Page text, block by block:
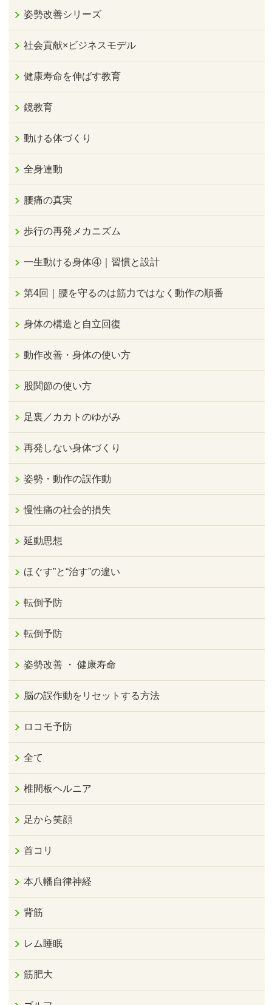
姿勢改善シリーズ
社会貢献×ビジネスモデル
健康寿命を伸ばす教育
鏡教育
動ける体づくり
全身連動
腰痛の真実
歩行の再発メカニズム
一生動ける身体④｜習慣と設計
第4回｜腰を守るのは筋力ではなく動作の順番
身体の構造と自立回復
動作改善・身体の使い方
股関節の使い方
足裏／カカトのゆがみ
再発しない身体づくり
姿勢・動作の誤作動
慢性痛の社会的損失
延動思想
ほぐす”と“治す”の違い
転倒予防
転倒予防
姿勢改善 ・ 健康寿命
脳の誤作動をリセットする方法
ロコモ予防
全て
椎間板ヘルニア
足から笑顔
首コリ
本八幡自律神経
背筋
レム睡眠
筋肥大